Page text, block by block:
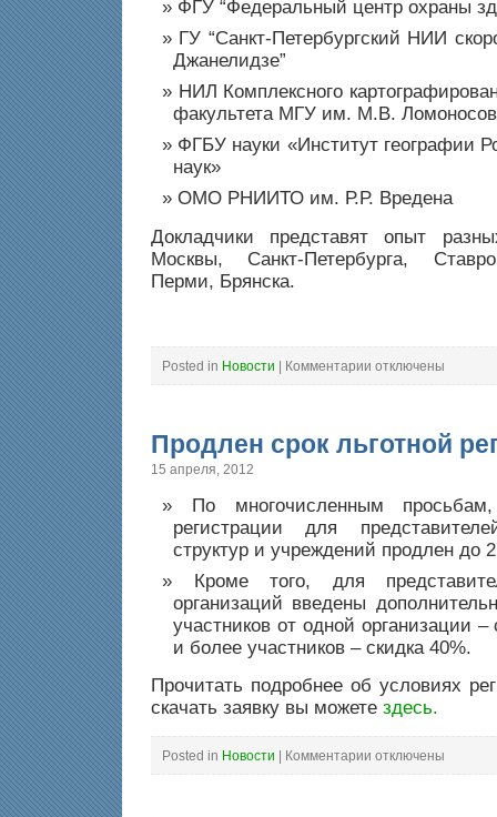
ФГУ “Федеральный центр охраны
ГУ “Санкт-Петербургский НИИ
Джанелидзе”
НИЛ Комплексного
факультета МГУ им. М.В.
ФГБУ науки «Институт географии
наук»
ОМО РНИИТО им. Р.Р. Вредена
Докладчики представят опыт
Москвы, Санкт-Петербурга,
Перми, Брянска.
Posted in Новости Комментарии
Эпидемиологи
соберутся
для
в
здравоохранении
отключены
Продлен срок льготной
15 апреля, 2012
По многочисленным
регистрации для
структур и учреждений продлен до
Кроме того, для
организаций введены
участников от одной организации
и более участников – скидка 40%.
Прочитать подробнее об условиях
скачать заявку вы можете здесь.
Posted in Новости | Комментарии
Продлен
отключены